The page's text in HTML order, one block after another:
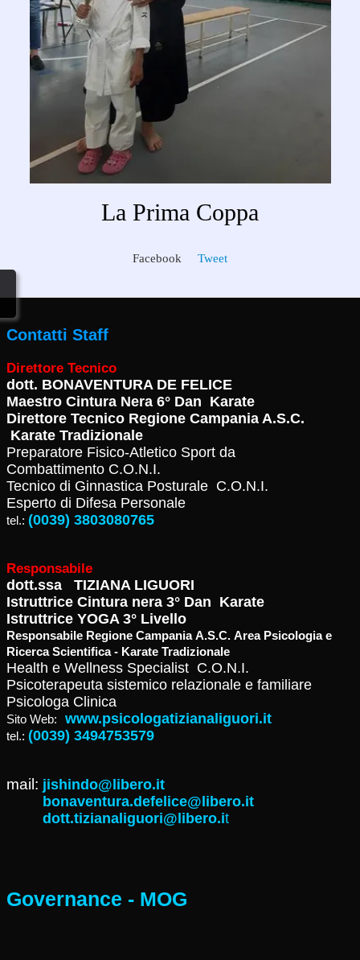
La Prima Coppa
Facebook Tweet
Contatti Staff
Direttore Tecnico
dott. BONAVENTURA DE FELICE
Maestro Cintura Nera 6° Dan Karate
Direttore Tecnico Regione Campania A.S.C.
Karate Tradizionale
Preparatore Fisico-Atletico Sport da
Combattimento C.O.N.I.
Tecnico di Ginnastica Posturale C.O.N.I.
Esperto di Difesa Personale
tel.: (0039) 3803080765
Responsabile
dott.ssa TIZIANA LIGUORI
Istruttrice Cintura nera 3° Dan Karate
Istruttrice YOGA 3° Livello
Responsabile Regione Campania A.S.C. Area Psicologia e
Ricerca Scientifica - Karate Tradizionale
Health e Wellness Specialist C.O.N.I.
Psicoterapeuta sistemico relazionale e familiare
Psicologa Clinica
Sito Web: www.psicologatizianaliguori.it
tel.: (0039) 3494753579
mail: jishindo@libero.it
bonaventura.defelice@libero.it
dott.tizianaliguori@libero.it
Governance - MOG